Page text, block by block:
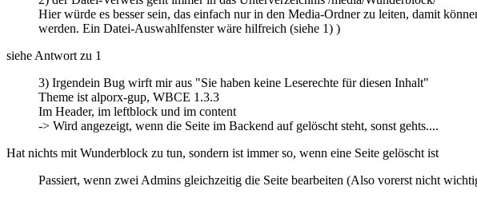
Hier würde es besser sein, das einfach nur in den Media-Ordner zu leiten, damit
werden. Ein Datei-Auswahlfenster wäre hilfreich (siehe 1) )
siehe Antwort zu 1
3) Irgendein Bug wirft mir aus "Sie haben keine Leserechte für diesen Inhalt"
Theme ist alporx-gup, WBCE 1.3.3
Im Header, im leftblock und im content
-> Wird angezeigt, wenn die Seite im Backend auf gelöscht steht, sonst gehts....
Hat nichts mit Wunderblock zu tun, sondern ist immer so, wenn eine Seite gelöscht ist
Passiert, wenn zwei Admins gleichzeitig die Seite bearbeiten (Also vorerst nicht